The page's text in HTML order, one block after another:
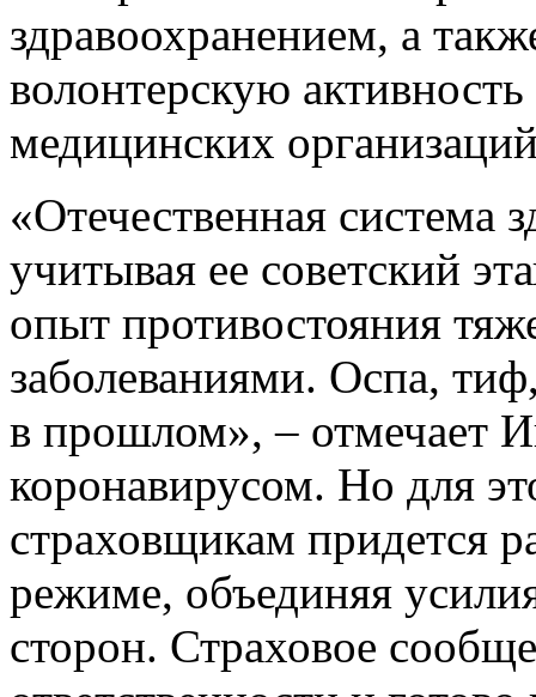
здравоохранением, а
волонтерскую
медицинских
«Отечественная система
учитывая ее советский
опыт противостояния
заболеваниями. Оспа,
в прошлом», – отмечает
коронавирусом. Но для
страховщикам придется
режиме, объединяя
сторон. Страховое